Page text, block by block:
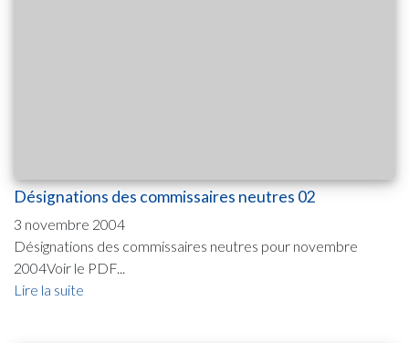
Désignations des commissaires neutres 02
3 novembre 2004
Désignations des commissaires neutres pour novembre
2004Voir le PDF...
Lire la suite